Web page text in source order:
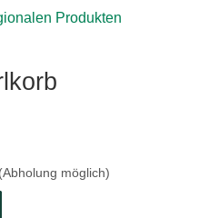
(Abholung möglich)